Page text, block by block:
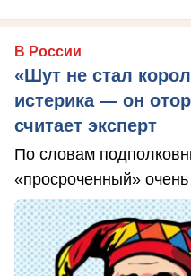
В России
«Шут не стал
истерика — он
считает эксперт
По словам
«просроченный» очень